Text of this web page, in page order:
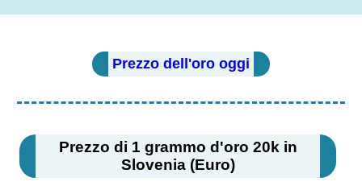
Prezzo dell'oro oggi
Prezzo di 1 grammo d'oro 20k in
Slovenia (Euro)